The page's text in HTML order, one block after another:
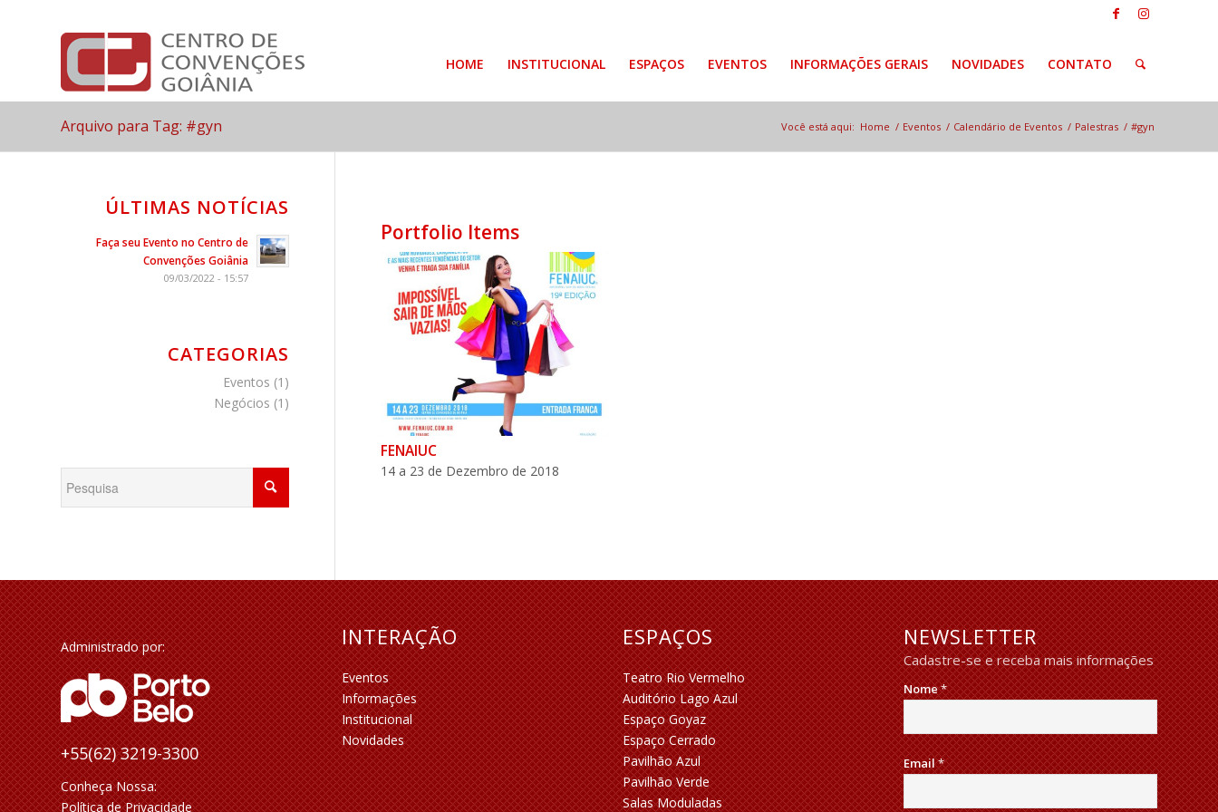
HOME INSTITUCIONAL ESPAÇOS EVENTOS INFORMAÇÕES GERAIS NOVIDADES CONTATO
Arquivo para Tag: #gyn Você está aqui: Home / Eventos / Calendário de Eventos / Palestras / #gyn
Portfolio Items
FENAIUC
14 a 23 de Dezembro de 2018
ÚLTIMAS NOTÍCIAS
Faça seu Evento no Centro de
Convenções Goiânia
09/03/2022 - 15:57
CATEGORIAS
Eventos (1)
Negócios (1)
Administrado por:
+55(62) 3219-3300
Conheça Nossa:
Política de Privacidade
INTERAÇÃO
Eventos
Informações
Institucional
Novidades
ESPAÇOS
Teatro Rio Vermelho
Auditório Lago Azul
Espaço Goyaz
Espaço Cerrado
Pavilhão Azul
Pavilhão Verde
Salas Moduladas
NEWSLETTER
Cadastre-se e receba mais informações
Nome*
Email*